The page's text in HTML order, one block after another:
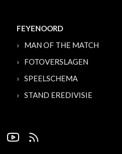
FEYENOORD
MAN OF THE MATCH
FOTOVERSLAGEN
SPEELSCHEMA
STAND EREDIVISIE